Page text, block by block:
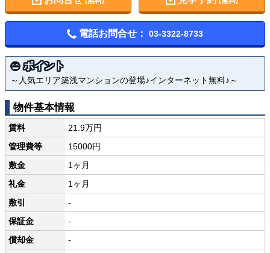
電話お問合せ： 03-3322-8733
ポイント
～人気エリア築浅マンションの登場♪インターネット無料♪～
物件基本情報
賃料
21.9万円
管理費等
15000円
敷金
1ヶ月
礼金
1ヶ月
敷引
-
保証金
-
償却金
-